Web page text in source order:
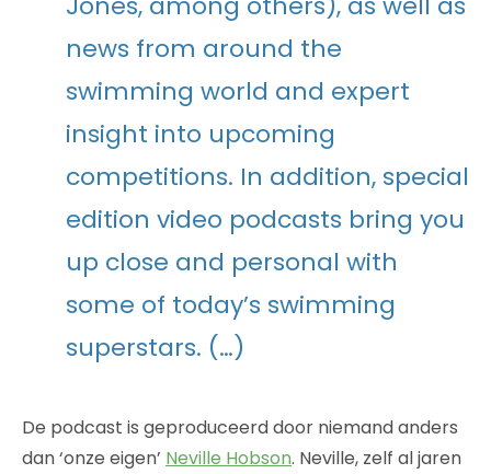
news from around the
swimming world and expert
insight into upcoming
competitions. In addition, special
edition video podcasts bring you
up close and personal with
some of today’s swimming
superstars. (…)
De podcast is geproduceerd door niemand anders
dan ‘onze eigen’ Neville Hobson. Neville, zelf al jaren